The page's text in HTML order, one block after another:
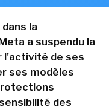
la
a suspendu la
l'activité de ses
ses modèles
des